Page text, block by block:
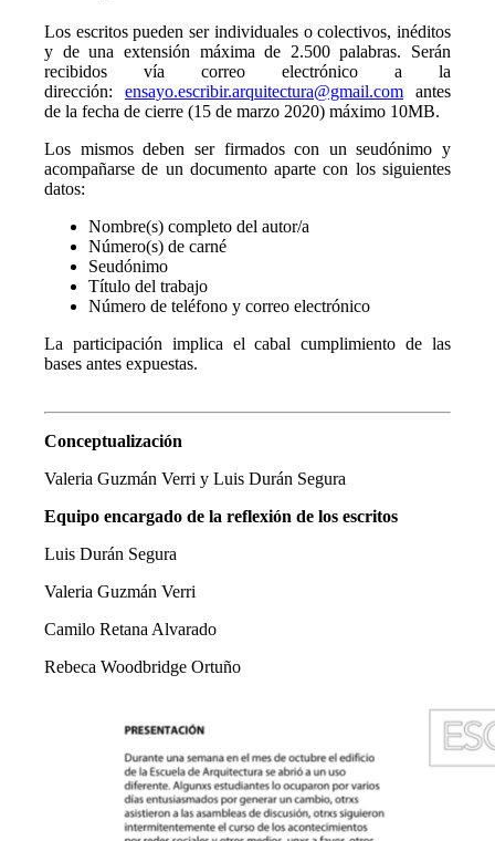
Los escritos pueden ser individuales o colectivos, inéditos
y de una extensión máxima de 2.500 palabras. Serán
recibidos vía correo electrónico a la
dirección: ensayo.escribir.arquitectura@gmail.com antes
de la fecha de cierre (15 de marzo 2020) máximo 10MB.
Los mismos deben ser firmados con un seudónimo y
acompañarse de un documento aparte con los siguientes
datos:
Nombre(s) completo del autor/a
Número(s) de carné
Seudónimo
Título del trabajo
Número de teléfono y correo electrónico
La participación implica el cabal cumplimiento de las
bases antes expuestas.
Conceptualización
Valeria Guzmán Verri y Luis Durán Segura
Equipo encargado de la reflexión de los escritos
Luis Durán Segura
Valeria Guzmán Verri
Camilo Retana Alvarado
Rebeca Woodbridge Ortuño